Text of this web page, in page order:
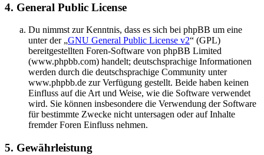
4. General Public License
Du nimmst zur Kenntnis, dass es sich bei phpBB um eine
unter der „GNU General Public License v2“ (GPL)
bereitgestellten Foren-Software von phpBB Limited
(www.phpbb.com) handelt; deutschsprachige Informationen
werden durch die deutschsprachige Community unter
www.phpbb.de zur Verfügung gestellt. Beide haben keinen
Einfluss auf die Art und Weise, wie die Software verwendet
wird. Sie können insbesondere die Verwendung der Software
für bestimmte Zwecke nicht untersagen oder auf Inhalte
fremder Foren Einfluss nehmen.
5. Gewährleistung